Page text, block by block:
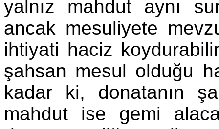
yalnız mahdut aynı
ancak mesuliyete
ihtiyati haciz
şahsan mesul olduğu
kadar ki, donatanın
mahdut ise gemi